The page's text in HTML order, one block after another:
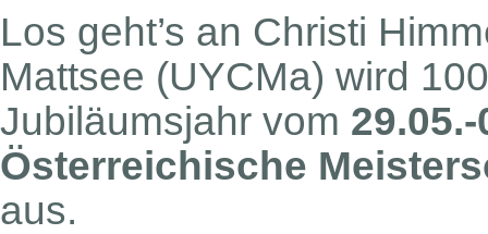
Los geht’s an Christi
Mattsee (UYCMa) wird
Jubiläumsjahr vom
Österreichische
aus.